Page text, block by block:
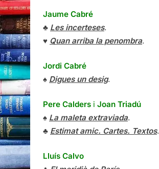
Jaume Cabré
♣ Les incerteses.
♥ Quan arriba la penombra.
Jordi Cabré
♠ Digues un desig.
Pere Calders i Joan Triadú
♠ La maleta extraviada.
♣ Estimat amic. Cartes. Textos.
Lluís Calvo